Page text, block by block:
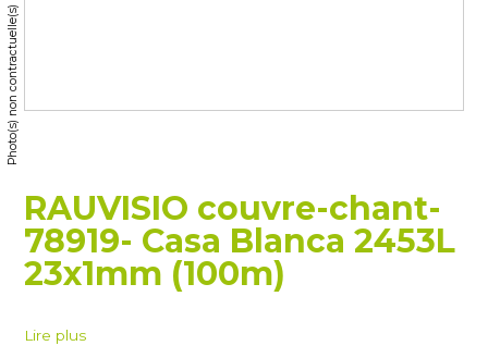
Photo(s) non contractuelle(s)
RAUVISIO couvre-chant-
78919- Casa Blanca 2453L
23x1mm (100m)
Lire plus